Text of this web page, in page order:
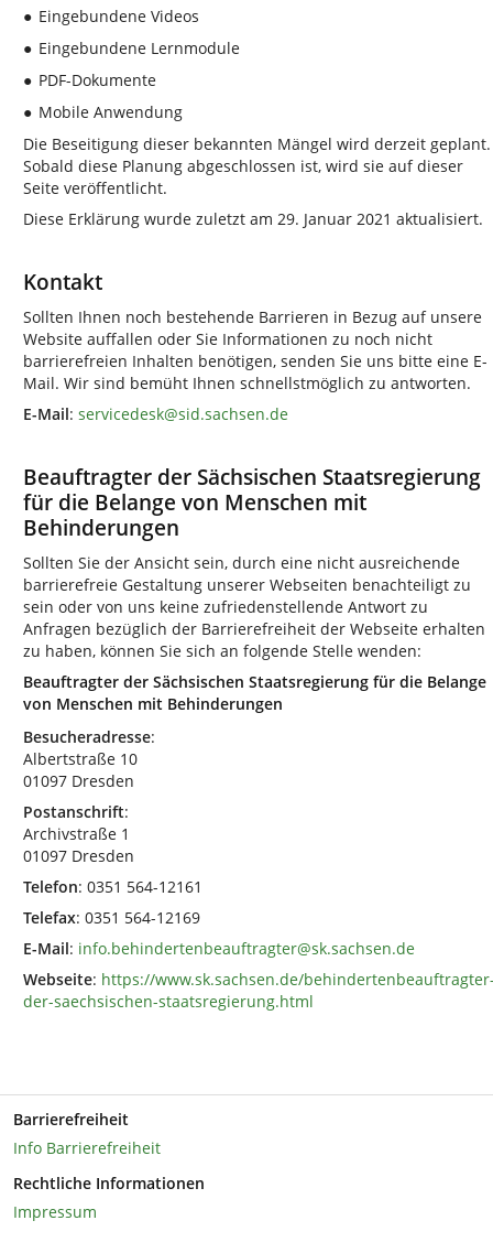
● Eingebundene Videos
● Eingebundene Lernmodule
● PDF-Dokumente
● Mobile Anwendung
Die Beseitigung dieser bekannten Mängel wird derzeit geplant.
Sobald diese Planung abgeschlossen ist, wird sie auf dieser
Seite veröffentlicht.
Diese Erklärung wurde zuletzt am 29. Januar 2021 aktualisiert.
Kontakt
Sollten Ihnen noch bestehende Barrieren in Bezug auf unsere
Website auffallen oder Sie Informationen zu noch nicht
barrierefreien Inhalten benötigen, senden Sie uns bitte eine E-
Mail. Wir sind bemüht Ihnen schnellstmöglich zu antworten.
E-Mail: servicedesk@sid.sachsen.de
Beauftragter der Sächsischen Staatsregierung
für die Belange von Menschen mit
Behinderungen
Sollten Sie der Ansicht sein, durch eine nicht ausreichende
barrierefreie Gestaltung unserer Webseiten benachteiligt zu
sein oder von uns keine zufriedenstellende Antwort zu
Anfragen bezüglich der Barrierefreiheit der Webseite erhalten
zu haben, können Sie sich an folgende Stelle wenden:
Beauftragter der Sächsischen Staatsregierung für die Belange
von Menschen mit Behinderungen
Besucheradresse:
Albertstraße 10
01097 Dresden
Postanschrift:
Archivstraße 1
01097 Dresden
Telefon: 0351 564-12161
Telefax: 0351 564-12169
E-Mail: info.behindertenbeauftragter@sk.sachsen.de
Webseite: https://www.sk.sachsen.de/
der-saechsischen-staatsregierung.html
Barrierefreiheit
Info Barrierefreiheit
Rechtliche Informationen
Impressum